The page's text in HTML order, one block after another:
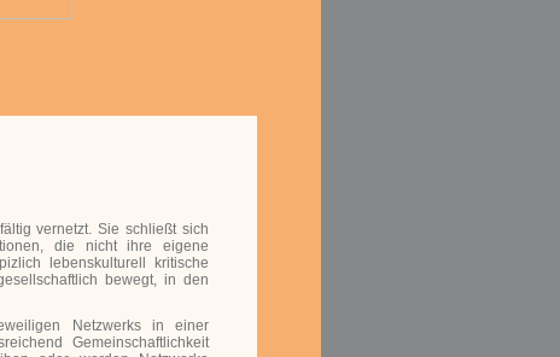
vernetzt. Sie schließt sich
die nicht ihre eigene
lebenskulturell kritische
bewegt, in den
Netzwerks in einer
Gemeinschaftlichkeit